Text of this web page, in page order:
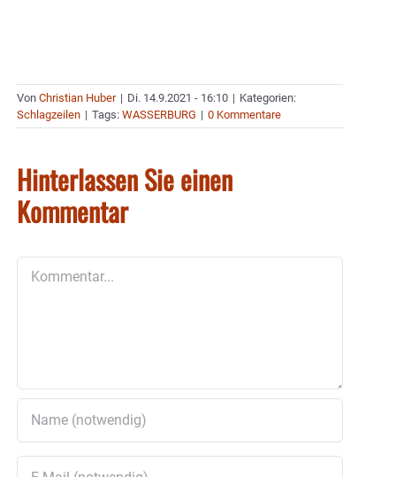
Von Christian Huber | Di. 14.9.2021 - 16:10 | Kategorien:
Schlagzeilen | Tags: WASSERBURG | 0 Kommentare
Hinterlassen Sie einen
Kommentar